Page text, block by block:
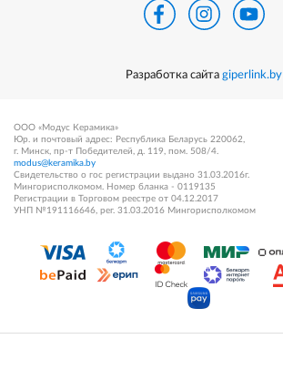
Разработка сайта giperlink.by
ООО «Модус Керамика»
Юр. и почтовый адрес: Республика Беларусь 220062,
г. Минск, пр-т Победителей, д. 119, пом. 508/4.
modus@keramika.by
Свидетельство о гос регистрации выдано 31.03.2016г.
Мингорисполкомом. Номер бланка - 0119135
Регистрации в Торговом реестре от 04.12.2017
УНП №191116646, рег. 31.03.2016 Мингорисполкомом